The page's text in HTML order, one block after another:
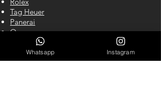
Tag Heuer
Panerai
Omega
Breitling
Hublot
Cartier
Whatsapp Instagram